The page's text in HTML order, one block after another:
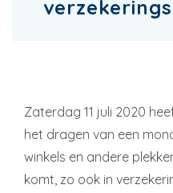
Zaterdag 11 juli 2020
het dragen van een
winkels en andere
komt, zo ook in